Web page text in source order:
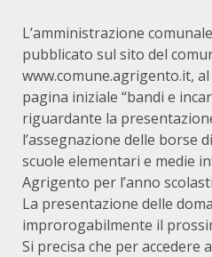
L’amministrazione
pubblicato sul sito del
www.comune.agrigento.it,
pagina iniziale “bandi e
riguardante la
l’assegnazione delle borse
scuole elementari e medie
Agrigento per l’anno
La presentazione delle
improrogabilmente il
Si precisa che per accedere